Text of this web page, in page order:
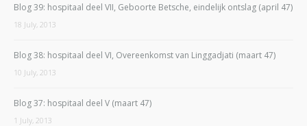
Blog 39: hospitaal deel VII, Geboorte Betsche, eindelijk ontslag (april 47)
18 July, 2013
Blog 38: hospitaal deel VI, Overeenkomst van Linggadjati (maart 47)
10 July, 2013
Blog 37: hospitaal deel V (maart 47)
1 July, 2013